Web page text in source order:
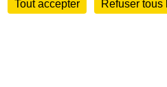
techniquesDiversifications
Tout accepter
Refuser tous